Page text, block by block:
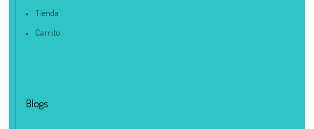
Tienda
Carrito
Blogs